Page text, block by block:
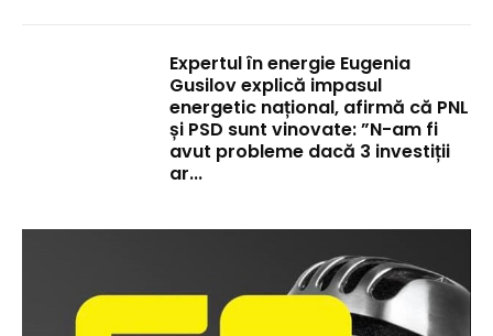
Expertul în energie Eugenia
Gusilov explică impasul
energetic național, afirmă că PNL
și PSD sunt vinovate: ”N-am fi
avut probleme dacă 3 investiții
ar...